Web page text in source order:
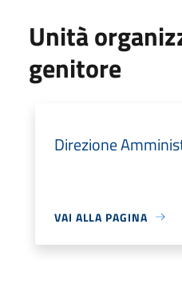
Unità
genitore
Direzione
VAI ALLA PAGINA